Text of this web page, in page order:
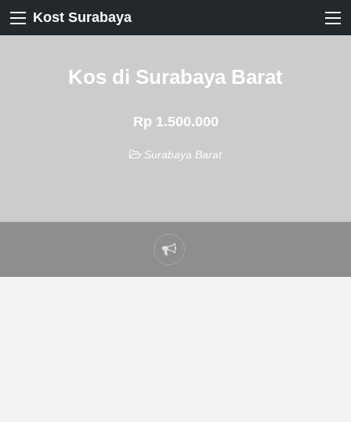
Kost Surabaya
Kos di Surabaya Barat
Rp 1.500.000
Surabaya Barat
Laporkan
masalah